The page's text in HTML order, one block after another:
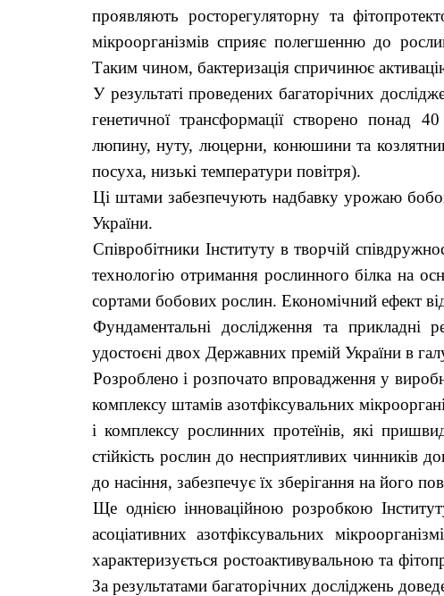
проявляють росторегуляторну та
мікроорганізмів сприяє полегшенню до
Таким чином, бактеризація спричинює
У результаті проведених багаторічних
генетичної трансформації створено понад
люпину, нуту, люцерни, конюшини та
посуха, низькі температури повітря).
Ці штами забезпечують надбавку урожаю
України.
Співробітники Інституту в творчій
технологію отримання рослинного білка на
сортами бобових рослин. Економічний ефект
Фундаментальні дослідження та прикладні
удостоєні двох Державних премій України в
Розроблено і розпочато впровадження у
комплексу штамів азотфіксувальних
і комплексу рослинних протеїнів, які
стійкість рослин до несприятливих чинників
до насіння, забезпечує їх зберігання на його
Ще однією інноваційною розробкою
асоціативних азотфіксувальних
характеризується ростоактивувальною та
За результатами багаторічних досліджень